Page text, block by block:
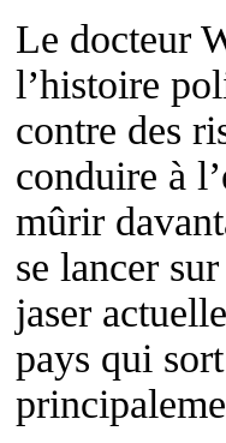
Le docteur
l’histoire
contre des
conduire à
mûrir
se lancer
jaser
pays qui